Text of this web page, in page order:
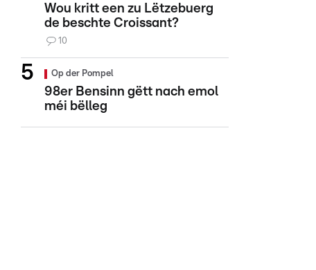
Wou kritt een zu Lëtzebuerg
de beschte Croissant?
10
Op der Pompel
98er Bensinn gëtt nach emol
méi bëlleg